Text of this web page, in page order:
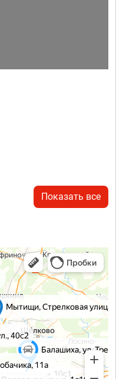
Показать все